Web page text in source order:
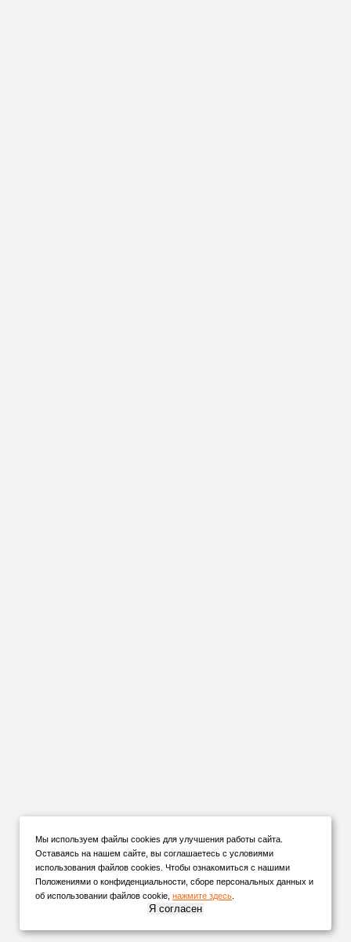
Мы используем файлы cookies для улучшения работы сайта.
Оставаясь на нашем сайте, вы соглашаетесь с условиями
использования файлов cookies. Чтобы ознакомиться с нашими
Положениями о конфиденциальности, сборе персональных данных и
об использовании файлов cookie, нажмите здесь.
Я согласен